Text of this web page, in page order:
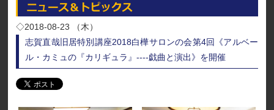
◇2018-08-23 （木）
志賀直哉旧居特別講座2018白樺サロンの会第4回《アルベー
ル・カミュの『カリギュラ』----戯曲と演出》を開催